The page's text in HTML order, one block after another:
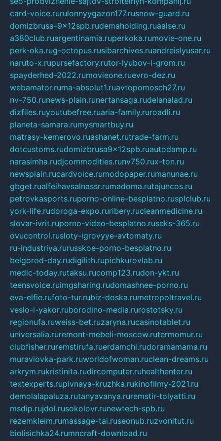
card-voice.rurulonnyygazon177.rusnow-guard.ru
domizbrusa-9x12spb.rudemaholding.ruaalse.ru
a380club.ruargentinamia.ruperkoka.rumovie-one.ru
perk-oka.rug-octopus.rusibarchives.ruandreislyusar.ru
naruto-x.rupursefactory.rutor-lyubov-i-grom.ru
spayderhed-2022.rumovieone.ruevro-dez.ru
webamator.ruma-absolut1.ruavtopomosch27.ru
nv-750.runews-plain.runertansaga.rudelanalad.ru
dizfiles.ruyoutubefree.ruaria-family.ruroadli.ru
planeta-samara.rumysmartbuy.ru
matrasy-kemerovo.ruashanet.rutrade-farm.ru
dotcustoms.rudomizbrusa9x12spb.ruautodamp.ru
narasimha.rudjcommodities.runv750.rux-ton.ru
newsplain.rucardvoice.rumodopaper.rumanunae.ru
gbget.rualfeihavsalnassr.rumadoma.rutajuncos.ru
petrovkasports.ruporno-online-besplatno.rusplclub.ru
york-life.rudoroga-expo.ruribery.rucleanmedicine.ru
slovar-ivrit.ruporno-video-besplatno.ruseks-365.ru
ovucontrol.rusloty-igrovyye-avtomaty.ru
ru-industriya.rurusskoe-porno-besplatno.ru
belgorod-day.rudigilith.rupichkurovlab.ru
medic-today.rutaksu.rucomp123.rudon-ykt.ru
teensvoice.ruimgsharing.rudomashnee-porno.ru
eva-elfie.rufoto-tur.rubiz-doska.rumetropoltravel.ru
veslo-i-yakor.ruborodino-media.rurostotsky.ru
regionufa.ruweiss-bet.ruzaryna.rucasinotablet.ru
universalia.ruremont-mebeli-moscow.rutermomur.ru
clubfisher.ruremstirufa.ruerdamchi.rudoramamama.ru
muraviovka-park.ruworldofwoman.ruclean-dreams.ru
arkrym.rukristinita.rudircomputer.ruhealthenter.ru
textexperts.rupivnaya-kruzhka.rukinofilmy-2021.ru
demolalapaluza.rutanyavanya.ruremstir-tolyatti.ru
msdip.rujdol.rusokolovr.runewtech-spb.ru
rezemkleim.rumassage-tai.ruseonub.ruzvonitut.ru
biolisichka24.rumncraft-download.ru